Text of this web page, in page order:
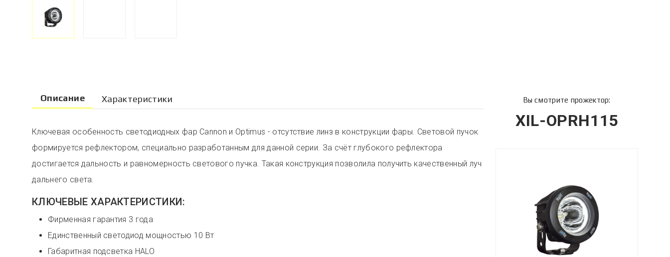
Описание Характеристики
Ключевая особенность светодиодных фар Cannon и Optimus - отсутствие линз в конструкции фары. Световой пучок
формируется рефлектором, специально разработанным для данной серии. За счёт глубокого рефлектора
достигается дальность и равномерность светового пучка. Такая конструкция позволила получить качественный луч
дальнего света.
КЛЮЧЕВЫЕ ХАРАКТЕРИСТИКИ:
Фирменная гарантия 3 года
Единственный светодиод мощностью 10 Вт
Габаритная подсветка HALO
Вы смотрите прожектор:
XIL-OPRH115